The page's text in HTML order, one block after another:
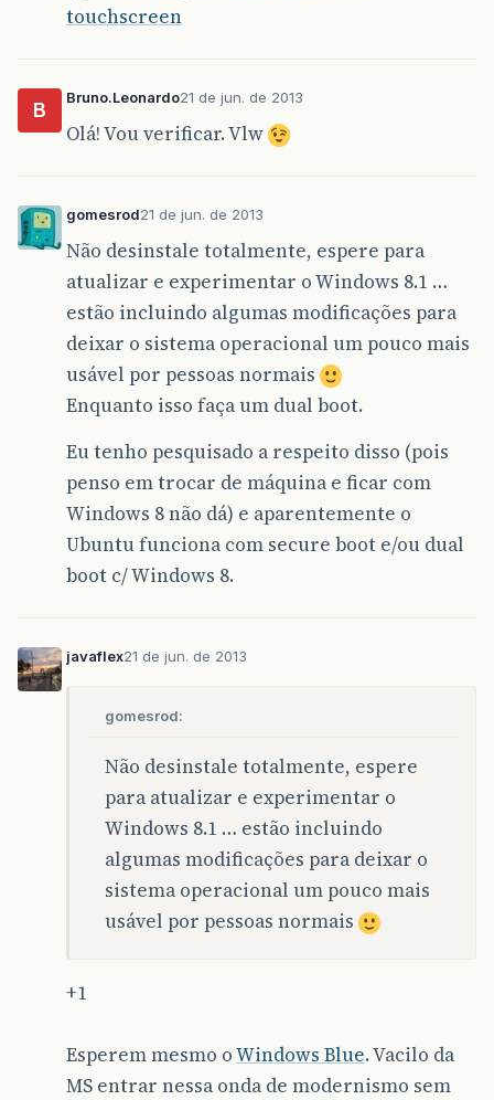
touchscreen
B
Bruno.Leonardo21 de jun. de 2013
Olá! Vou verificar. Vlw
gomesrod21 de jun. de 2013
Não desinstale totalmente, espere para
atualizar e experimentar o Windows 8.1 …
estão incluindo algumas modificações para
deixar o sistema operacional um pouco mais
usável por pessoas normais
Enquanto isso faça um dual boot.
Eu tenho pesquisado a respeito disso (pois
penso em trocar de máquina e ficar com
Windows 8 não dá) e aparentemente o
Ubuntu funciona com secure boot e/ou dual
boot c/ Windows 8.
javaflex21 de jun. de 2013
gomesrod:
Não desinstale totalmente, espere
para atualizar e experimentar o
Windows 8.1 … estão incluindo
algumas modificações para deixar o
sistema operacional um pouco mais
usável por pessoas normais
+1
Esperem mesmo oWindows Blue. Vacilo da
MS entrar nessa onda de modernismo sem